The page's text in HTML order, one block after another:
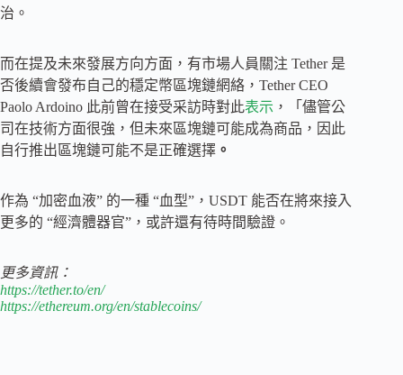
治。
而在提及未來發展方向方面，有市場人員關注 Tether 是
否後續會發布自己的穩定幣區塊鏈網絡，Tether CEO
Paolo Ardoino 此前曾在接受采訪時對此表示 ，「儘管公
司在技術方面很強，但未來區塊鏈可能成為商品，因此
自行推出區塊鏈可能不是正確選擇 。
作為 “加密血液” 的一種 “血型”，USDT 能否在將來接入
更多的 “經濟體器官”，或許還有待時間驗證。
更多資訊：
https://tether.to/en/
https://ethereum.org/en/stablecoins/